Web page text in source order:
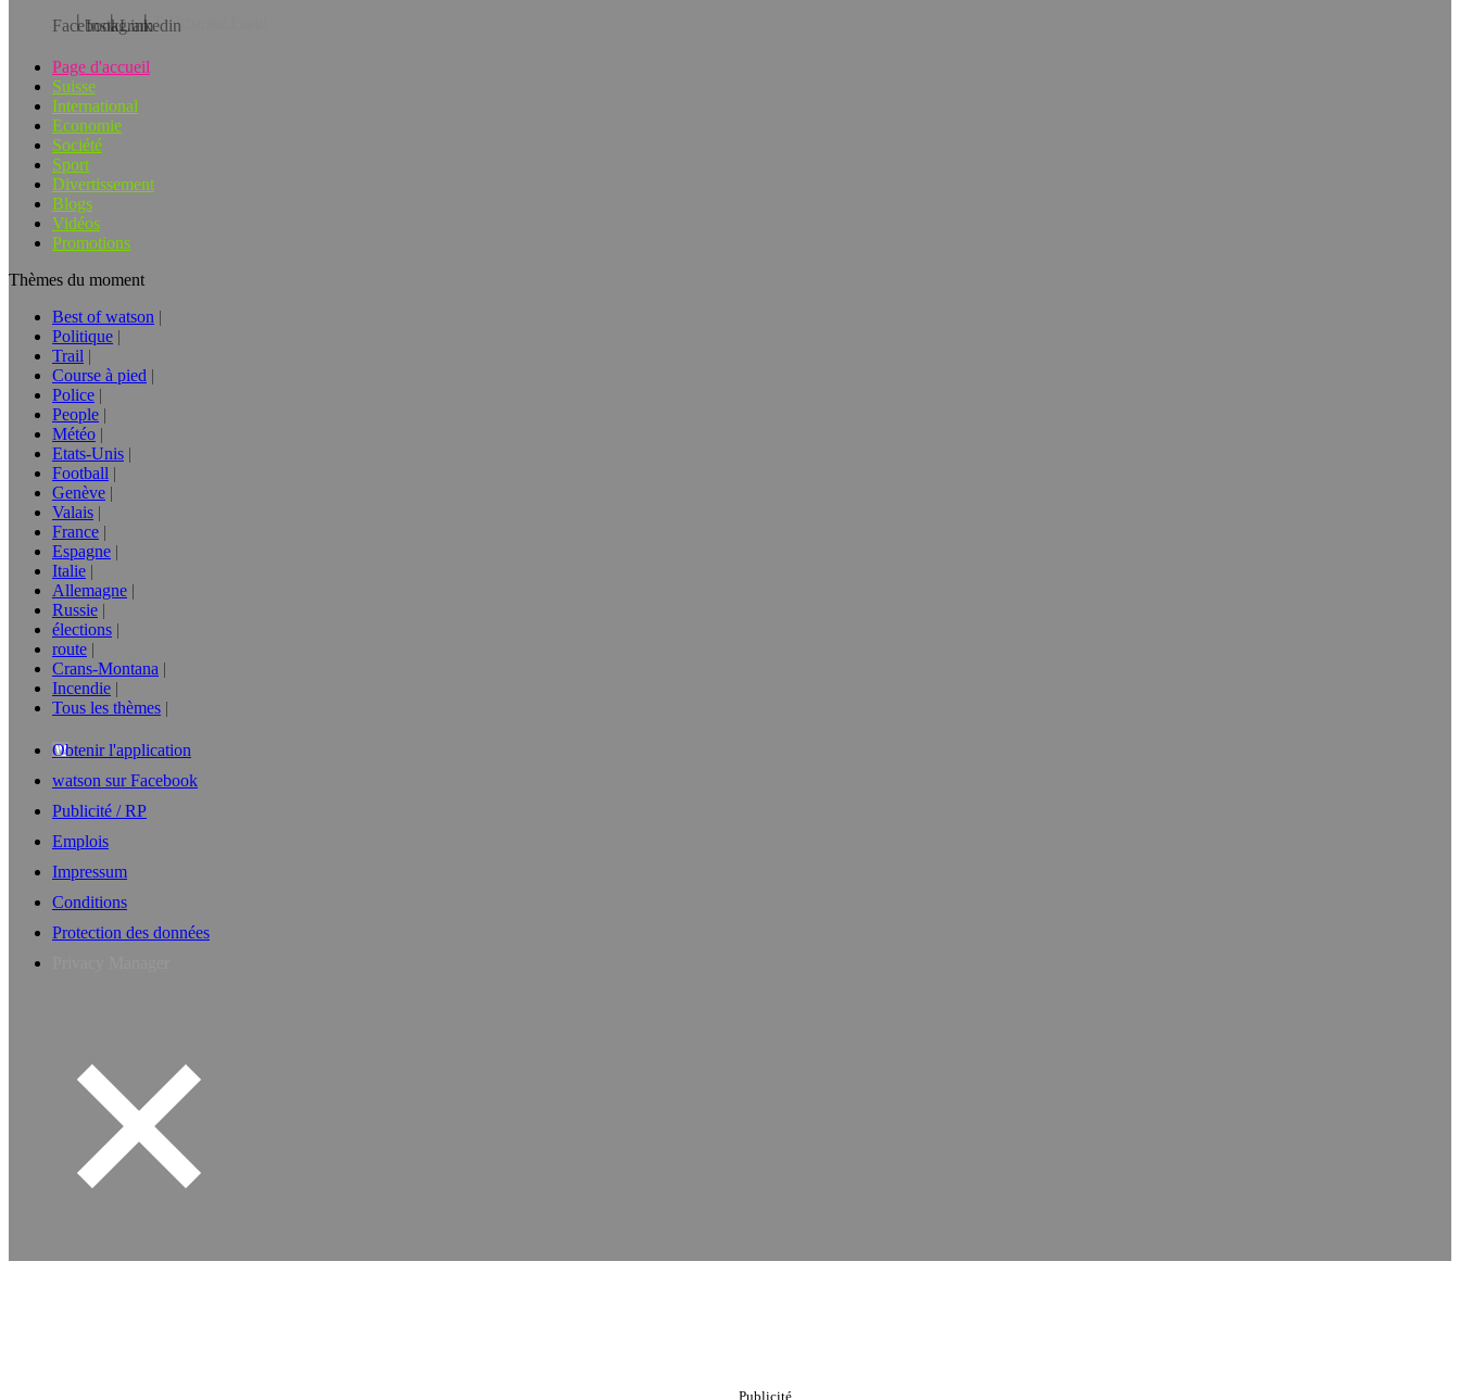
Téléchargez l’app!
Page d'accueil
Suisse
International
Economie
Société
Sport
Divertissement
Blogs
Vidéos
Promotions
Thèmes du moment
Best of watson
Politique
Trail
Course à pied
Police
People
Météo
Etats-Unis
Football
Genève
Valais
France
Espagne
Italie
Allemagne
Russie
élections
route
Crans-Montana
Incendie
Tous les thèmes
Obtenir l'application
watson sur Facebook
Publicité / RP
Emplois
Impressum
Conditions
Protection des données